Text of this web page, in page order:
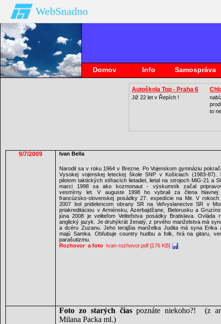
WebSnadno
Domov Info Samospráva
Autoškola Top - Praha 6
Již 22 let v Řepích !
to
9/7/2009 Ivan Bella
Narodil sa v roku 1964 v Brezne. Po Vojenskom gymnáziu
Vysokej vojenskej leteckej škole SNP v Košiciach (1983-87).
pilotom taktických stíhacích lietadiel, lietal na strojoch MiG-21 a
marci 1998 sa ako kozmonaut - výskumník začal
vesmírny let. V auguste 1998 ho vybrali za člena hlavnej
francúzsko-slovenskej posádky 27. expedície na Mir. V
2007 bol pridelencom obrany SR na Veľvyslanectve SR v
priakreditáciou v Arménsku, Azerbajdžane, Bielorusku a
júna 2008 je veliteľom Veliteľstva posádky Bratislava. Ovláda
anglický jazyk. Je druhýkrát ženatý, z prvého manželstva má
a dcéru Zuzanu. Jeho terajšia manželka Judita má syna Erika
majú Samka. Obľubuje country hudbu a folk, hrá na gitaru,
parašutizmu.
Rozhovor a foto Ivan-rozhovor.pdf [176 KB]
Foto zo starých čiaspoznáte niekoho?! (z
Milana Packa ml.)